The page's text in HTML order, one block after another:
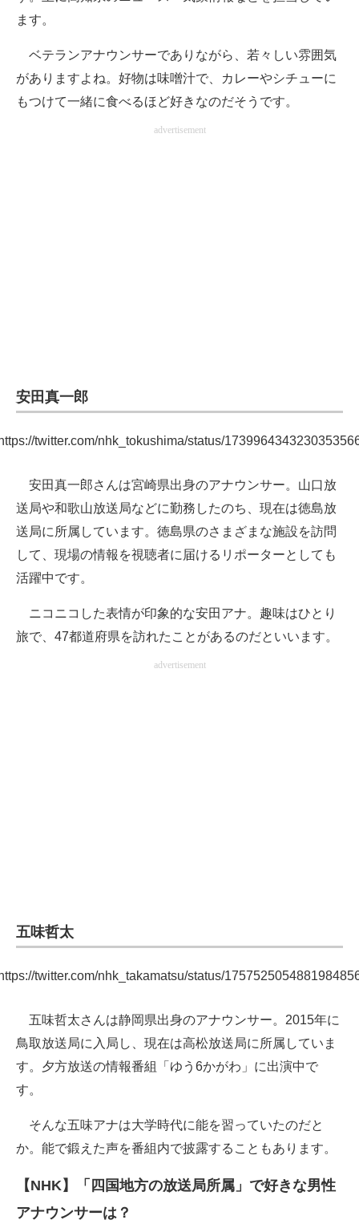
ます。
ベテランアナウンサーでありながら、若々しい雰囲気
がありますよね。好物は味噌汁で、カレーやシチューに
もつけて一緒に食べるほど好きなのだそうです。
advertisement
安田真一郎
twitter.com/nhk_tokushima/status/
安田真一郎さんは宮崎県出身のアナウンサー。山口放
送局や和歌山放送局などに勤務したのち、現在は徳島放
送局に所属しています。徳島県のさまざまな施設を訪問
して、現場の情報を視聴者に届けるリポーターとしても
活躍中です。
ニコニコした表情が印象的な安田アナ。趣味はひとり
旅で、47都道府県を訪れたことがあるのだといいます。
advertisement
五味哲太
twitter.com/nhk_takamatsu/status/
五味哲太さんは静岡県出身のアナウンサー。2015年に
鳥取放送局に入局し、現在は高松放送局に所属していま
す。夕方放送の情報番組「ゆう6かがわ」に出演中で
す。
そんな五味アナは大学時代に能を習っていたのだと
か。能で鍛えた声を番組内で披露することもあります。
【NHK】「四国地方の放送局所属」で好きな男性
アナウンサーは？